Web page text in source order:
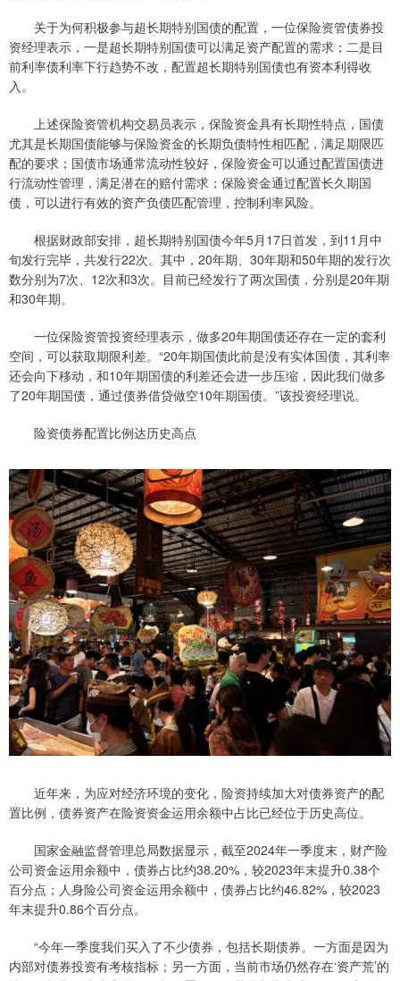
关于为何积极参与超长期特别国债的配置，一位保险资管债券投
资经理表示，一是超长期特别国债可以满足资产配置的需求；二是目
前利率债利率下行趋势不改，配置超长期特别国债也有资本利得收
入。
上述保险资管机构交易员表示，保险资金具有长期性特点，国债
尤其是长期国债能够与保险资金的长期负债特性相匹配，满足期限匹
配的要求；国债市场通常流动性较好，保险资金可以通过配置国债进
行流动性管理，满足潜在的赔付需求；保险资金通过配置长久期国
债，可以进行有效的资产负债匹配管理，控制利率风险。
根据财政部安排，超长期特别国债今年5月17日首发，到11月中
旬发行完毕，共发行22次。其中，20年期、30年期和50年期的发行次
数分别为7次、12次和3次。目前已经发行了两次国债，分别是20年期
和30年期。
一位保险资管投资经理表示，做多20年期国债还存在一定的套利
空间，可以获取期限利差。“20年期国债此前是没有实体国债，其利率
还会向下移动，和10年期国债的利差还会进一步压缩，因此我们做多
了20年期国债，通过债券借贷做空10年期国债。”该投资经理说。
险资债券配置比例达历史高点
近年来，为应对经济环境的变化，险资持续加大对债券资产的配
置比例，债券资产在险资资金运用余额中占比已经位于历史高位。
国家金融监督管理总局数据显示，截至2024年一季度末，财产险
公司资金运用余额中，债券占比约38.20%，较2023年末提升0.38个
百分点；人身险公司资金运用余额中，债券占比约46.82%，较2023
年末提升0.86个百分点。
“今年一季度我们买入了不少债券，包括长期债券。一方面是因为
内部对债券投资有考核指标；另一方面，当前市场仍然存在‘资产荒’的